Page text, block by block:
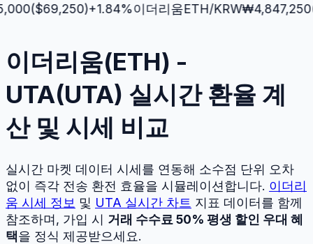
69,250)+1.84%이더리움ETH/KRW₩4,847,250($
이더리움(ETH) -
UTA(UTA) 실시간 환율 계
산 및 시세 비교
실시간 마켓 데이터 시세를 연동해 소수점 단위 오차
없이 즉각 전송 환전 효율을 시뮬레이션합니다. 이더리
움 시세 정보 및 UTA 실시간 차트 지표 데이터를 함께
참조하며, 가입 시 거래 수수료 50% 평생 할인 우대 혜
택을 정식 제공받으세요.